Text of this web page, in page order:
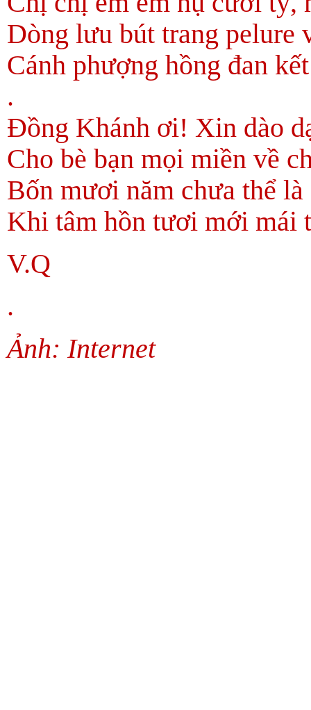
Dòng lưu bút trang pelure
Cánh phượng hồng đan
.
Đồng Khánh ơi! Xin dào
Cho bè bạn mọi miền về
Bốn mươi năm chưa thể
Khi tâm hồn tươi mới
V.Q
.
Ảnh: Internet